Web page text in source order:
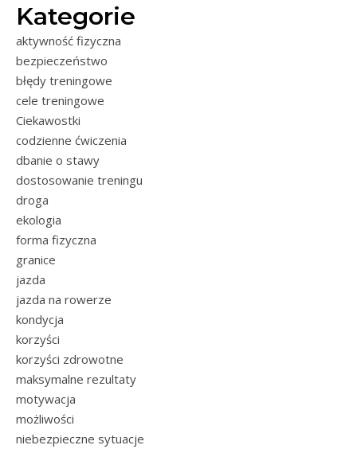
Kategorie
aktywność fizyczna
bezpieczeństwo
błędy treningowe
cele treningowe
Ciekawostki
codzienne ćwiczenia
dbanie o stawy
dostosowanie treningu
droga
ekologia
forma fizyczna
granice
jazda
jazda na rowerze
kondycja
korzyści
korzyści zdrowotne
maksymalne rezultaty
motywacja
możliwości
niebezpieczne sytuacje